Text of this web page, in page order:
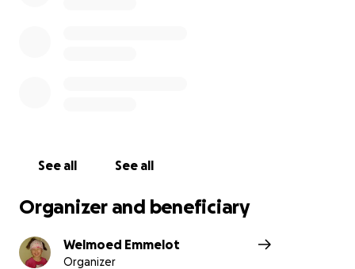
See all See all
Organizer and beneficiary
Welmoed Emmelot
Organizer